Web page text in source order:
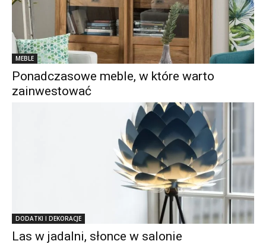
MEBLE
Ponadczasowe meble, w które warto
zainwestować
DODATKI I DEKORACJE
Las w jadalni, słonce w salonie